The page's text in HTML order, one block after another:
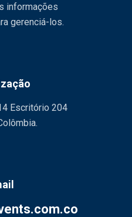
informações
gerenciá-los.
Escritório 204